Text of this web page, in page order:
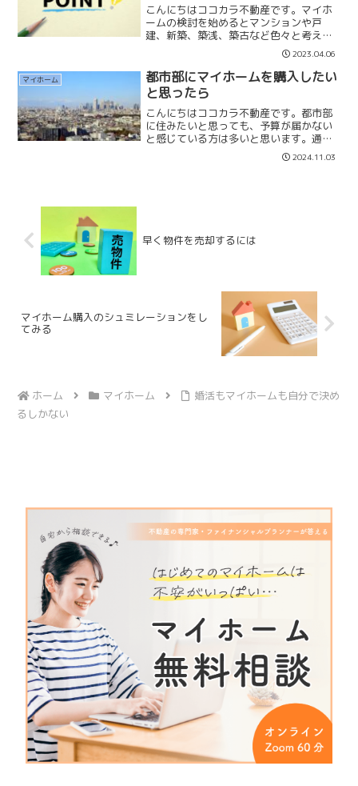
こんにちはココカラ不動産です。マイホ
ームの検討を始めるとマンションや戸
建、新築、築浅、築古など色々と考える
と思います。外観やエントランスの豪華
さやリフォームなしでの入居可能な10年
以内の築浅マンションを選択される方も
多いのではないでしょうか...
2023.04.06
マイホーム
都市部にマイホームを購入したい
と思ったら
こんにちはココカラ不動産です。都市部
に住みたいと思っても、予算が届かない
と感じている方は多いと思います。通勤
も毎日あるので郊外には行きたくない…
その場合どうしたら良いのか…私なら都
2024.11.03
早く物件を売却するには
マイホーム購入のシュミレーションをし
てみる
ホーム マイホーム
婚活もマイホームも自分で決め
るしかない